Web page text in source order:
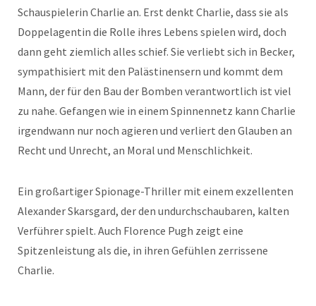
Schauspielerin Charlie an. Erst denkt Charlie, dass sie als
Doppelagentin die Rolle ihres Lebens spielen wird, doch
dann geht ziemlich alles schief. Sie verliebt sich in Becker,
sympathisiert mit den Palästinensern und kommt dem
Mann, der für den Bau der Bomben verantwortlich ist viel
zu nahe. Gefangen wie in einem Spinnennetz kann Charlie
irgendwann nur noch agieren und verliert den Glauben an
Recht und Unrecht, an Moral und Menschlichkeit.
Ein großartiger Spionage-Thriller mit einem exzellenten
Alexander Skarsgard, der den undurchschaubaren, kalten
Verführer spielt. Auch Florence Pugh zeigt eine
Spitzenleistung als die, in ihren Gefühlen zerrissene
Charlie.